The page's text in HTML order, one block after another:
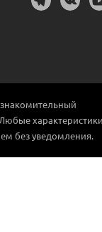
без уведомления.